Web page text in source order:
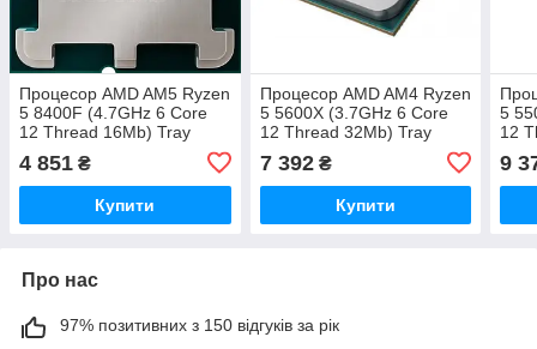
Процесор AMD AM5 Ryzen
5 8400F (4.7GHz 6 Core
12 Thread 16Mb) Tray
4 851 ₴
Купити
Процесор AMD AM4 Ryzen
5 5600X (3.7GHz 6 Core
12 Thread 32Mb) Tray
7 392₴
Купити
5
12
9
Про нас
97% позитивних з 150 відгуків за рік